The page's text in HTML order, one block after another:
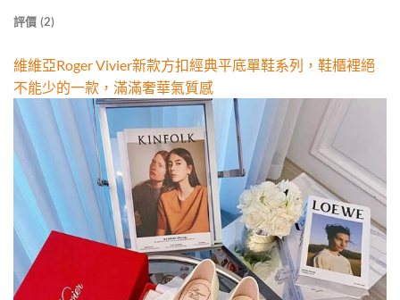
評價 (2)
維維亞Roger Vivier新款方扣經典平底單鞋系列，鞋櫃裡絕
不能少的一款，滿滿奢華氣質感